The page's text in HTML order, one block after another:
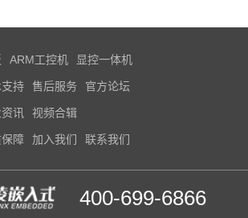
ARM工控机 显控一体机
持 售后服务 官方论坛
讯 视频合辑
障 加入我们 联系我们
400-699-6866